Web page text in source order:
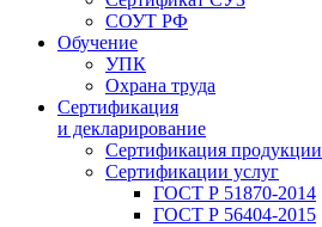
СОУТ РФ
Обучение
УПК
Охрана труда
Сертификация
и декларирование
Сертификация продукции
Сертификации услуг
ГОСТ Р 51870-2014
ГОСТ Р 56404-2015